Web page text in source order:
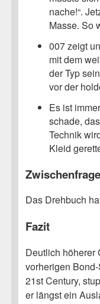
nache!“.
Masse. So
007 zeigt
mit dem
der Typ
vor der
Es ist
schade,
Technik
Kleid
Zwischenfrage
Das Drehbuch
Fazit
Deutlich höherer
vorherigen
21st Century,
er längst ein